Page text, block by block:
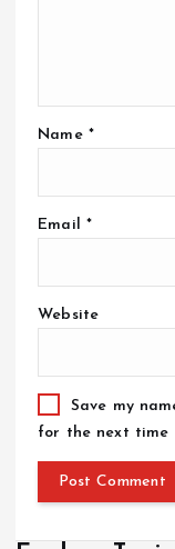
Name *
Email *
Website
Save my
for the next time